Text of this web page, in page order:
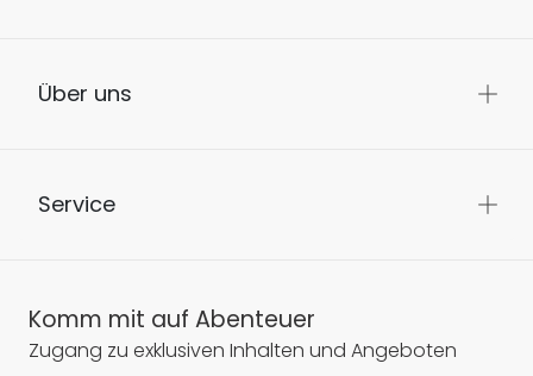
Über uns
Service
Komm mit auf Abenteuer
Zugang zu exklusiven Inhalten und Angeboten